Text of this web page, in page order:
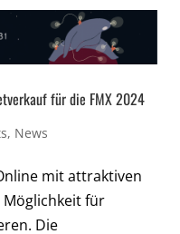
für die FMX 2024
, News
mit attraktiven
Möglichkeit für
Die